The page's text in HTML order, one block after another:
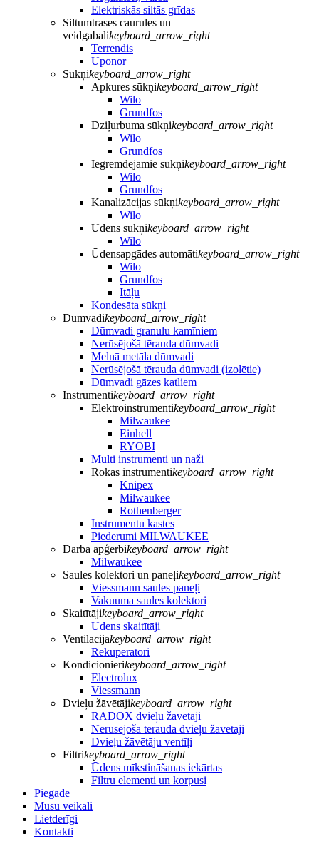
Elektriskās siltās grīdas
Siltumtrases caurules un
veidgabalikeyboard_arrow_right
Terrendis
Uponor
Sūkņikeyboard_arrow_right
Apkures sūkņikeyboard_arrow_right
Wilo
Grundfos
Dziļurbuma sūkņikeyboard_arrow_right
Wilo
Grundfos
Iegremdējamie sūkņikeyboard_arrow_right
Wilo
Grundfos
Kanalizācijas sūkņikeyboard_arrow_right
Wilo
Ūdens sūkņikeyboard_arrow_right
Wilo
Ūdensapgādes automātikeyboard_arrow_right
Wilo
Grundfos
Itāļu
Kondesāta sūkņi
Dūmvadikeyboard_arrow_right
Dūmvadi granulu kamīniem
Nerūsējošā tērauda dūmvadi
Melnā metāla dūmvadi
Nerūsējošā tērauda dūmvadi (izolētie)
Dūmvadi gāzes katliem
Instrumentikeyboard_arrow_right
Elektroinstrumentikeyboard_arrow_right
Milwaukee
Einhell
RYOBI
Multi instrumenti un naži
Rokas instrumentikeyboard_arrow_right
Knipex
Milwaukee
Rothenberger
Instrumentu kastes
Piederumi MILWAUKEE
Darba apģērbikeyboard_arrow_right
Milwaukee
Saules kolektori un paneļikeyboard_arrow_right
Viessmann saules paneļi
Vakuuma saules kolektori
Skaitītājikeyboard_arrow_right
Ūdens skaitītāji
Ventilācijakeyboard_arrow_right
Rekuperātori
Kondicionierikeyboard_arrow_right
Electrolux
Viessmann
Dvieļu žāvētājikeyboard_arrow_right
RADOX dvieļu žāvētāji
Nerūsējošā tērauda dvieļu žāvētāji
Dvieļu žāvētāju ventīļi
Filtrikeyboard_arrow_right
Ūdens mīkstināšanas iekārtas
Filtru elementi un korpusi
Piegāde
Mūsu veikali
Lietderīgi
Kontakti